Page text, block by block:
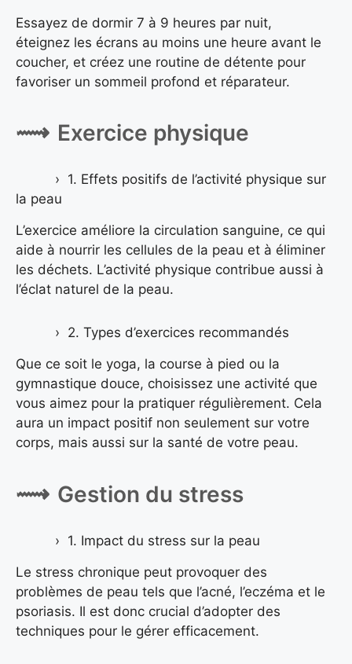
Essayez de dormir 7 à 9 heures par nuit,
éteignez les écrans au moins une heure avant le
coucher, et créez une routine de détente pour
favoriser un sommeil profond et réparateur.
Exercice physique
1. Effets positifs de l’activité physique sur
la peau
L’exercice améliore la circulation sanguine, ce qui
aide à nourrir les cellules de la peau et à éliminer
les déchets. L’activité physique contribue aussi à
l’éclat naturel de la peau.
2. Types d’exercices recommandés
Que ce soit le yoga, la course à pied ou la
gymnastique douce, choisissez une activité que
vous aimez pour la pratiquer régulièrement. Cela
aura un impact positif non seulement sur votre
corps, mais aussi sur la santé de votre peau.
Gestion du stress
1. Impact du stress sur la peau
Le stress chronique peut provoquer des
problèmes de peau tels que l’acné, l’eczéma et le
psoriasis. Il est donc crucial d’adopter des
techniques pour le gérer efficacement.